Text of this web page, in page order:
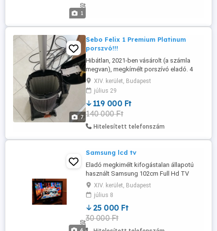
1
7
Sebo Felix 1 Premium Platinum
porszvó!!!
Hibátlan, 2021-ben vásárolt (a számla
megvan), megkímélt porszívó eladó. 4
éves jótállással árulták, eddig semm baja
nem volt, nem véletlen a hosszú jótállási
idő. Új ára kissé horror: 280 ezer ft...
Kérésre küldök még fotókat, és bővebb
termékleírást. Zuglóban vehető át.
XIV. kerület, Budapest
július 29
119 000 Ft
140 000 Ft
Hitelesített telefonszám
Samsung lcd tv
Eladó megkimélt kifogástalan állapotú
használt Samsung 102cm Full Hd TV
Távirányítóval.
XIV. kerület, Budapest
július 8
25 000 Ft
30 000 Ft